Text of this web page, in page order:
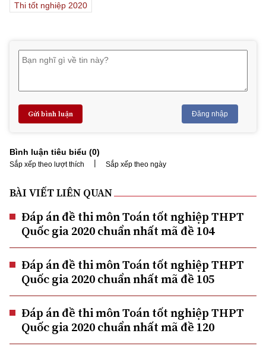
Thi tốt nghiệp 2020
Gửi bình luận Đăng nhập
Bình luận tiêu biểu (0)
Sắp xếp theo lượt thích | Sắp xếp theo ngày
BÀI VIẾT LIÊN QUAN
Đáp án đề thi môn Toán tốt nghiệp THPT
Quốc gia 2020 chuẩn nhất mã đề 104
Đáp án đề thi môn Toán tốt nghiệp THPT
Quốc gia 2020 chuẩn nhất mã đề 105
Đáp án đề thi môn Toán tốt nghiệp THPT
Quốc gia 2020 chuẩn nhất mã đề 120